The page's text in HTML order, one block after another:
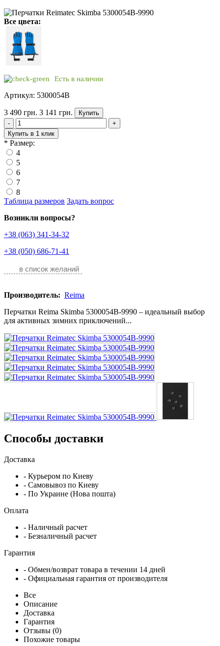
Все цвета:
Есть в наличии
Артикул: 5300054B
3 490 грн. 3 141 грн.
Купить
-
+
Купить в 1 клик
* Размер:
4
5
6
7
8
Таблица размеров Задать вопрос
Возникли вопросы?
+38 (063) 341-34-32
+38 (050) 686-71-41
в список желаний
Производитель: Reima
Перчатки Reima Skimba 5300054B-9990 – идеальный выбор
для активных зимних приключений...
Способы доставки
Доставка
- Курьером по Киеву
- Самовывоз по Киеву
- По Украине (Нова пошта)
Оплата
- Наличный расчет
- Безналичный расчет
Гарантия
- Обмен/возврат товара в течении 14 дней
- Официальная гарантия от производителя
Все
Описание
Доставка
Гарантия
Отзывы (0)
Похожие товары